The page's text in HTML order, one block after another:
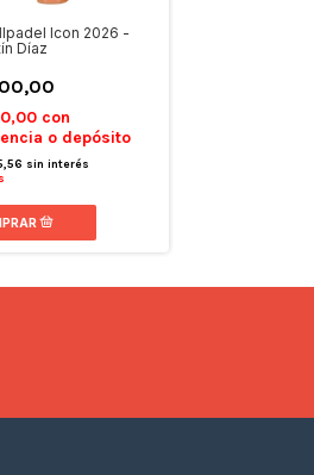
Icon 2026 -
Díaz
con
o depósito
sin interés